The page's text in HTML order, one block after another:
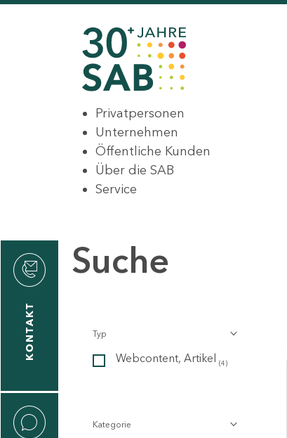
Privatpersonen
Unternehmen
Öffentliche Kunden
Über die SAB
Service
KONTAKT
Suche
Typ
Webcontent, Artikel (4)
Kategorie